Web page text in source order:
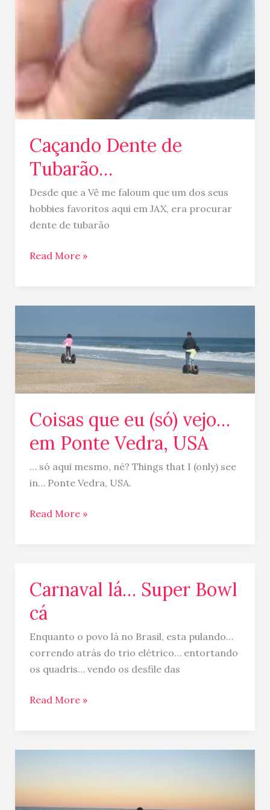
Caçando Dente de
Tubarão…
Desde que a Vê me faloum que um dos seus
hobbies favoritos aqui em JAX, era procurar
dente de tubarão
Read More »
Coisas que eu (só) vejo…
em Ponte Vedra, USA
… só aqui mesmo, né? Things that I (only) see
in… Ponte Vedra, USA.
eu
(só)
vejo…
em
Ponte
Vedra,
USA
Read More »
Carnaval lá… Super Bowl
cá
Enquanto o povo lá no Brasil, esta pulando…
correndo atrás do trio elétrico… entortando
os quadris… vendo os desfile das
Carnaval
Super
Bowl
cá
Read More »
final
de